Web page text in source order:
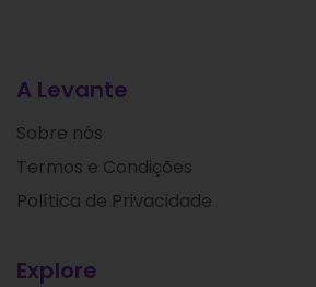
A Levante
Sobre nós
Termos e Condições
Política de Privacidade
Explore